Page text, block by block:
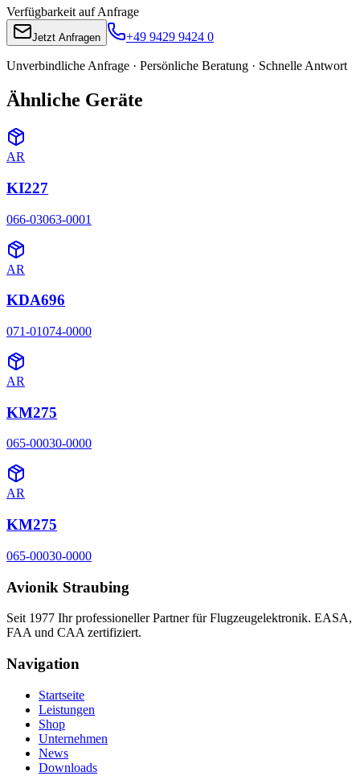
Verfügbarkeit auf Anfrage
Jetzt Anfragen +49 9429 9424 0
Unverbindliche Anfrage · Persönliche Beratung · Schnelle Antwort
Ähnliche Geräte
AR
KI227
066-03063-0001
AR
KDA696
071-01074-0000
AR
KM275
065-00030-0000
AR
KM275
065-00030-0000
Avionik Straubing
Seit 1977 Ihr professioneller Partner für Flugzeugelektronik. EASA,
FAA und CAA zertifiziert.
Navigation
Startseite
Leistungen
Shop
Unternehmen
News
Downloads